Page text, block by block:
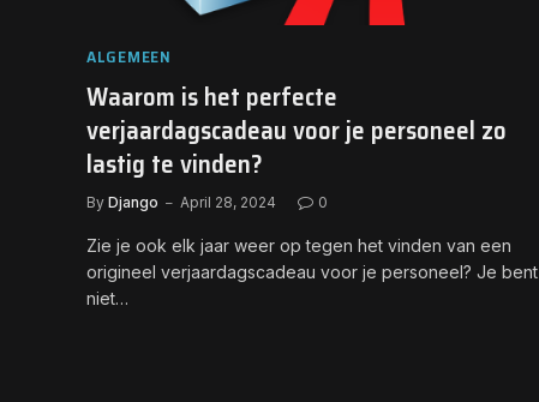
ALGEMEEN
Waarom is het perfecte
verjaardagscadeau voor je personeel zo
lastig te vinden?
By Django April 28, 2024 0
Zie je ook elk jaar weer op tegen het vinden van een
origineel verjaardagscadeau voor je personeel? Je bent
niet…